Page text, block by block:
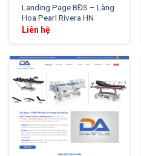
Landing Page BĐS – Làng
Hoa Pearl Rivera HN
Liên hệ